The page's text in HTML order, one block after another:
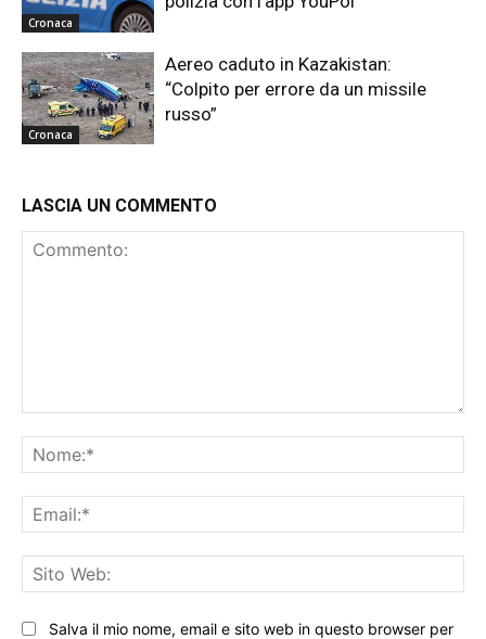
Cronaca
Cronaca
Aereo caduto in Kazakistan:
“Colpito per errore da un missile
russo”
LASCIA UN COMMENTO
Salva il mio nome, email e sito web in questo browser per